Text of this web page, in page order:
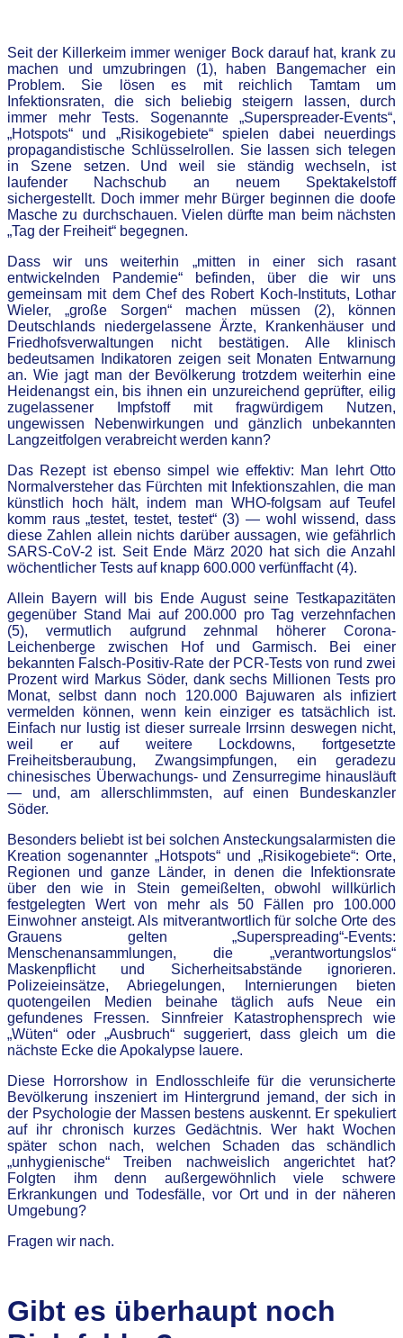
Seit der Killerkeim immer weniger Bock darauf hat, krank zu
machen und umzubringen (1), haben Bangemacher ein
Problem. Sie lösen es mit reichlich Tamtam um
Infektionsraten, die sich beliebig steigern lassen, durch
immer mehr Tests. Sogenannte „Superspreader-Events“,
„Hotspots“ und „Risikogebiete“ spielen dabei neuerdings
propagandistische Schlüsselrollen. Sie lassen sich telegen
in Szene setzen. Und weil sie ständig wechseln, ist
laufender Nachschub an neuem Spektakelstoff
sichergestellt. Doch immer mehr Bürger beginnen die doofe
Masche zu durchschauen. Vielen dürfte man beim nächsten
„Tag der Freiheit“ begegnen.
Dass wir uns weiterhin „mitten in einer sich rasant
entwickelnden Pandemie“ befinden, über die wir uns
gemeinsam mit dem Chef des Robert Koch-Instituts, Lothar
Wieler, „große Sorgen“ machen müssen (2), können
Deutschlands niedergelassene Ärzte, Krankenhäuser und
Friedhofsverwaltungen nicht bestätigen. Alle klinisch
bedeutsamen Indikatoren zeigen seit Monaten Entwarnung
an. Wie jagt man der Bevölkerung trotzdem weiterhin eine
Heidenangst ein, bis ihnen ein unzureichend geprüfter, eilig
zugelassener Impfstoff mit fragwürdigem Nutzen,
ungewissen Nebenwirkungen und gänzlich unbekannten
Langzeitfolgen verabreicht werden kann?
Das Rezept ist ebenso simpel wie effektiv: Man lehrt Otto
Normalversteher das Fürchten mit Infektionszahlen, die man
künstlich hoch hält, indem man WHO-folgsam auf Teufel
komm raus „testet, testet, testet“ (3) — wohl wissend, dass
diese Zahlen allein nichts darüber aussagen, wie gefährlich
SARS-CoV-2 ist. Seit Ende März 2020 hat sich die Anzahl
wöchentlicher Tests auf knapp 600.000 verfünffacht (4).
Allein Bayern will bis Ende August seine Testkapazitäten
gegenüber Stand Mai auf 200.000 pro Tag verzehnfachen
(5), vermutlich aufgrund zehnmal höherer Corona-
Leichenberge zwischen Hof und Garmisch. Bei einer
bekannten Falsch-Positiv-Rate der PCR-Tests von rund zwei
Prozent wird Markus Söder, dank sechs Millionen Tests pro
Monat, selbst dann noch 120.000 Bajuwaren als infiziert
vermelden können, wenn kein einziger es tatsächlich ist.
Einfach nur lustig ist dieser surreale Irrsinn deswegen nicht,
weil er auf weitere Lockdowns, fortgesetzte
Freiheitsberaubung, Zwangsimpfungen, ein geradezu
chinesisches Überwachungs- und Zensurregime hinausläuft
— und, am allerschlimmsten, auf einen Bundeskanzler
Söder.
Besonders beliebt ist bei solchen Ansteckungsalarmisten die
Kreation sogenannter „Hotspots“ und „Risikogebiete“: Orte,
Regionen und ganze Länder, in denen die Infektionsrate
über den wie in Stein gemeißelten, obwohl willkürlich
festgelegten Wert von mehr als 50 Fällen pro 100.000
Einwohner ansteigt. Als mitverantwortlich für solche Orte des
Grauens gelten „Superspreading“-Events:
Menschenansammlungen, die „verantwortungslos“
Maskenpflicht und Sicherheitsabstände ignorieren.
Polizeieinsätze, Abriegelungen, Internierungen bieten
quotengeilen Medien beinahe täglich aufs Neue ein
gefundenes Fressen. Sinnfreier Katastrophensprech wie
„Wüten“ oder „Ausbruch“ suggeriert, dass gleich um die
nächste Ecke die Apokalypse lauere.
Diese Horrorshow in Endlosschleife für die verunsicherte
Bevölkerung inszeniert im Hintergrund jemand, der sich in
der Psychologie der Massen bestens auskennt. Er spekuliert
auf ihr chronisch kurzes Gedächtnis. Wer hakt Wochen
später schon nach, welchen Schaden das schändlich
„unhygienische“ Treiben nachweislich angerichtet hat?
Folgten ihm denn außergewöhnlich viele schwere
Erkrankungen und Todesfälle, vor Ort und in der näheren
Umgebung?
Fragen wir nach.
Gibt es überhaupt noch